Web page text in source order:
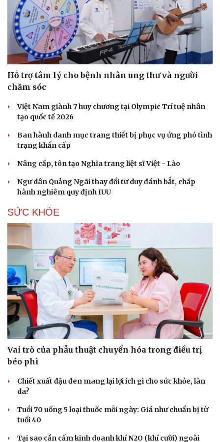
Du lịch
Tư vấn
Săn Tour
check-in
Podcast
Câu chuyện thời sự
Đọc truyện đêm khuya
Cửa sổ tình yêu
Kể chuyện cho bé
Hạt giống tâm hồn
Hỗ trợ tâm lý cho bệnh nhân ung thư và người
chăm sóc
Việt Nam giành 7 huy chương tại Olympic Trí tuệ nhân
tạo quốc tế 2026
Ban hành danh mục trang thiết bị phục vụ ứng phó tình
trạng khẩn cấp
Nâng cấp, tôn tạo Nghĩa trang liệt sĩ Việt - Lào
Ngư dân Quảng Ngãi thay đổi tư duy đánh bắt, chấp
hành nghiêm quy định IUU
SỨC KHỎE
Vai trò của phẫu thuật chuyển hóa trong điều trị
béo phì
Chiết xuất đậu đen mang lại lợi ích gì cho sức khỏe, làn
da?
Tuổi 70 uống 5 loại thuốc mỗi ngày: Giá như chuẩn bị từ
tuổi 40
Tại sao cần cấm kinh doanh khí N2O (khí cười) ngoài